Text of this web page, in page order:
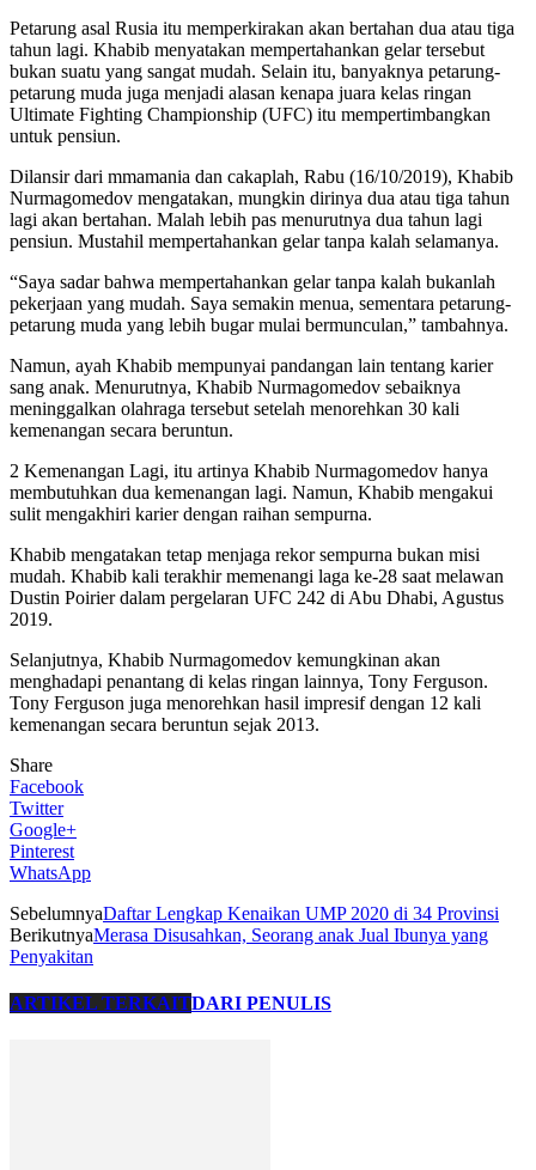
Petarung asal Rusia itu memperkirakan akan bertahan dua atau tiga
tahun lagi. Khabib menyatakan mempertahankan gelar tersebut
bukan suatu yang sangat mudah. Selain itu, banyaknya petarung-
petarung muda juga menjadi alasan kenapa juara kelas ringan
Ultimate Fighting Championship (UFC) itu mempertimbangkan
untuk pensiun.
Dilansir dari mmamania dan cakaplah, Rabu (16/10/2019), Khabib
Nurmagomedov mengatakan, mungkin dirinya dua atau tiga tahun
lagi akan bertahan. Malah lebih pas menurutnya dua tahun lagi
pensiun. Mustahil mempertahankan gelar tanpa kalah selamanya.
“Saya sadar bahwa mempertahankan gelar tanpa kalah bukanlah
pekerjaan yang mudah. Saya semakin menua, sementara petarung-
petarung muda yang lebih bugar mulai bermunculan,” tambahnya.
Namun, ayah Khabib mempunyai pandangan lain tentang karier
sang anak. Menurutnya, Khabib Nurmagomedov sebaiknya
meninggalkan olahraga tersebut setelah menorehkan 30 kali
kemenangan secara beruntun.
2 Kemenangan Lagi, itu artinya Khabib Nurmagomedov hanya
membutuhkan dua kemenangan lagi. Namun, Khabib mengakui
sulit mengakhiri karier dengan raihan sempurna.
Khabib mengatakan tetap menjaga rekor sempurna bukan misi
mudah. Khabib kali terakhir memenangi laga ke-28 saat melawan
Dustin Poirier dalam pergelaran UFC 242 di Abu Dhabi, Agustus
2019.
Selanjutnya, Khabib Nurmagomedov kemungkinan akan
menghadapi penantang di kelas ringan lainnya, Tony Ferguson.
Tony Ferguson juga menorehkan hasil impresif dengan 12 kali
kemenangan secara beruntun sejak 2013.
Share
Facebook
Twitter
Google+
Pinterest
WhatsApp
SebelumnyaDaftar Lengkap Kenaikan UMP 2020 di 34 Provinsi
BerikutnyaMerasa Disusahkan, Seorang anak Jual Ibunya yang
Penyakitan
ARTIKEL TERKAITDARI PENULIS